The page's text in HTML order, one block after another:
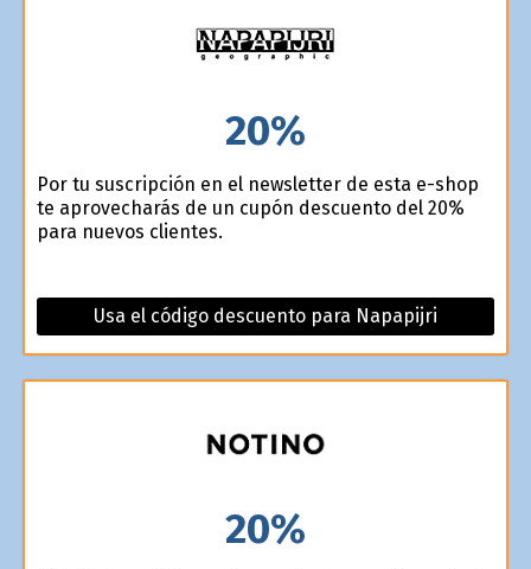
20%
Por tu suscripción en el newsletter de esta e-shop
te aprovecharás de un cupón descuento del 20%
para nuevos clientes.
Usa el código descuento para Napapijri
20%